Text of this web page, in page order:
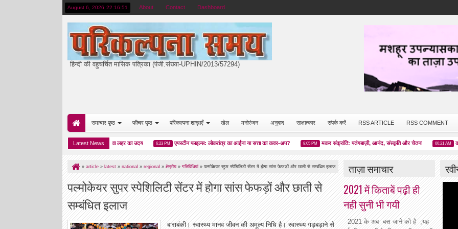
August 6, 2026 22:16:52 About Contact Dashboard
हिन्दी की वहुचर्चित मासिक पत्रिका (पंजी.संख्या-UPHIN/2013/57294)
समाचार पृष्ठ फीचर पृष्ठ परिकल्पना शाख़ाएँ खेल मनोरंजन अनुवाद साक्षात्कार संपर्क करें RSS ARTICLE RSS COMMENT
Latest News
ममता का किला ढहा, भगवा लहर का उदय 6:23 PM एपस्टीन फाइल्स: लोकतंत्र का आईना या सत्ता का कवर-अप? 8:05 PM मकर संक्रांति: पतंगबाज़ी, आनंद, संस्कृति और चेतना 00:21 AM कक्षा की
» article » latest » national » regional » क्षेत्रीय » गतिविधियां » पल्मोकेयर सुपर स्पेशिलिटी सेंटर में होगा सांस फेफड़ों और छाती से सम्बंधित इलाज
पल्मोकेयर सुपर स्पेशिलिटी सेंटर में होगा सांस फेफड़ों और छाती से
सम्बंधित इलाज
बाराबंकी। स्वास्थ्य मानव जीवन की अमूल्य निधि है। स्वास्थ्य गड़बड़ाने से
ताज़ा समाचार
2021 में किताबें पढ़ी ही
नही सुनी भी गयी
2021 के अब बस जाने को है ,यह